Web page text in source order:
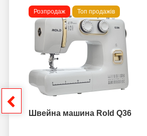
Розпродаж Топ продажів
Швейна машина Rold Q36